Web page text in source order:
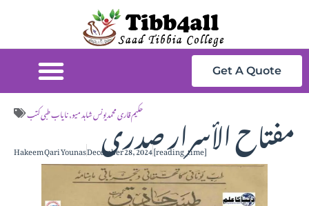
Get A Quote
حکیم قاری محمد یونس شاہد میو,نایاب طبی کتب مفتاح الأسرار صدری Hakeem Qari YounasDecember 28, 2024[reading_time]